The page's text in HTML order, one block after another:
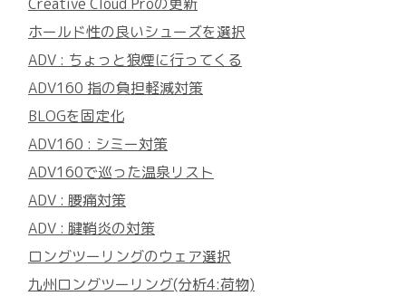
ホールド性の良いシューズを選択
ADV : ちょっと狼煙に行ってくる
ADV160 指の負担軽減対策
BLOGを固定化
ADV160 : シミー対策
ADV160で巡った温泉リスト
ADV : 腰痛対策
ADV : 腱鞘炎の対策
ロングツーリングのウェア選択
九州ロングツーリング(分析4:荷物)